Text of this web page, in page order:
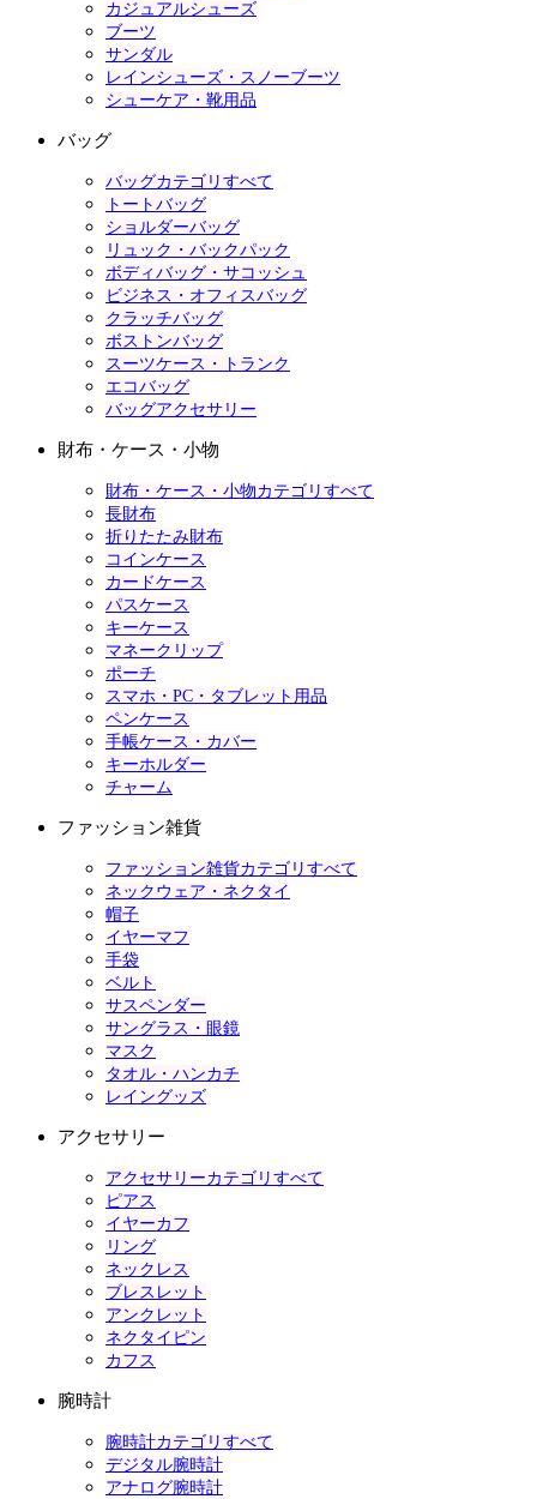
カジュアルシューズ
ブーツ
サンダル
レインシューズ・スノーブーツ
シューケア・靴用品
バッグ
バッグカテゴリすべて
トートバッグ
ショルダーバッグ
リュック・バックパック
ボディバッグ・サコッシュ
ビジネス・オフィスバッグ
クラッチバッグ
ボストンバッグ
スーツケース・トランク
エコバッグ
バッグアクセサリー
財布・ケース・小物
財布・ケース・小物カテゴリすべて
長財布
折りたたみ財布
コインケース
カードケース
パスケース
キーケース
マネークリップ
ポーチ
スマホ・PC・タブレット用品
ペンケース
手帳ケース・カバー
キーホルダー
チャーム
ファッション雑貨
ファッション雑貨カテゴリすべて
ネックウェア・ネクタイ
帽子
イヤーマフ
手袋
ベルト
サスペンダー
サングラス・眼鏡
マスク
タオル・ハンカチ
レイングッズ
アクセサリー
アクセサリーカテゴリすべて
ピアス
イヤーカフ
リング
ネックレス
ブレスレット
アンクレット
ネクタイピン
カフス
腕時計
腕時計カテゴリすべて
デジタル腕時計
アナログ腕時計